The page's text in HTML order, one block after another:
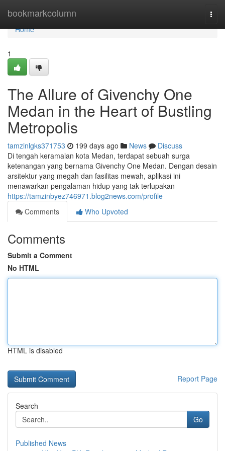
bookmarkcolumn
Home
Home
1
The Allure of Givenchy One
Medan in the Heart of Bustling
Metropolis
tamzinlgks371753 199 days ago News
Discuss
Di tengah keramaian kota Medan, terdapat sebuah surga
ketenangan yang bernama Givenchy One Medan. Dengan desain
arsitektur yang megah dan fasilitas mewah, aplikasi ini
menawarkan pengalaman hidup yang tak terlupakan
https://tamzinbyez746971.blog2news.com/profile
Comments
Who Upvoted
Comments
Submit a Comment
No HTML
HTML is disabled
Report Page
Search
Go
Published News